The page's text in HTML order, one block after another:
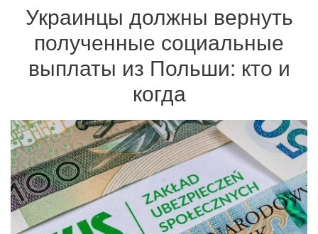
Украинцы должны вернуть
полученные социальные
выплаты из Польши: кто и
когда